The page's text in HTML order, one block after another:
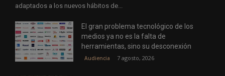
adaptados a los nuevos hábitos de...
El gran problema tecnológico de los
medios ya no es la falta de
herramientas, sino su desconexión
Audiencia 7 agosto, 2026